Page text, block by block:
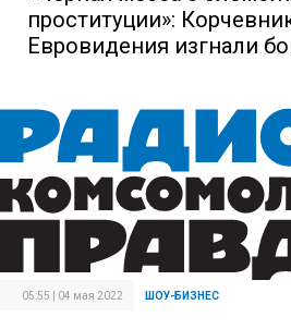
проституции»:
Евровидения изгнали
05:55 | 04 мая 2022 ШОУ-БИЗНЕС